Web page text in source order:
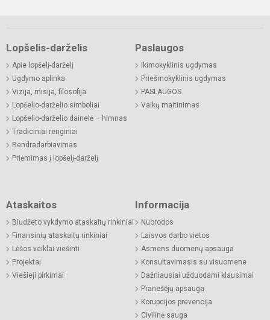
Lopšelis-darželis
Apie lopšelį-darželį
Ugdymo aplinka
Vizija, misija, filosofija
Lopšelio-darželio simboliai
Lopšelio-darželio dainelė – himnas
Tradiciniai renginiai
Bendradarbiavimas
Priėmimas į lopšelį-darželį
Paslaugos
Ikimokyklinis ugdymas
Priešmokyklinis ugdymas
PASLAUGOS
Vaikų maitinimas
Ataskaitos
Biudžeto vykdymo ataskaitų rinkiniai
Finansinių ataskaitų rinkiniai
Lėšos veiklai viešinti
Projektai
Viešieji pirkimai
Informacija
Nuorodos
Laisvos darbo vietos
Asmens duomenų apsauga
Konsultavimasis su visuomene
Dažniausiai užduodami klausimai
Pranešėjų apsauga
Korupcijos prevencija
Civilinė sauga